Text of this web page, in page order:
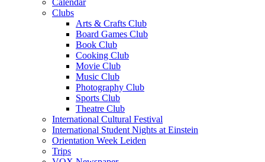
Calendar
Clubs
Arts & Crafts Club
Board Games Club
Book Club
Cooking Club
Movie Club
Music Club
Photography Club
Sports Club
Theatre Club
International Cultural Festival
International Student Nights at Einstein
Orientation Week Leiden
Trips